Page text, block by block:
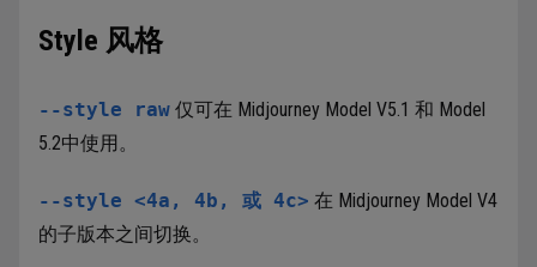
Style 风格
--style raw 仅可在 Midjourney Model V5.1 和 Model
5.2中使用。
--style <4a, 4b, 或 4c> 在 Midjourney Model V4
的子版本之间切换。